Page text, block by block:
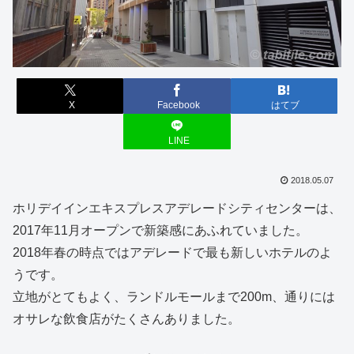
X Facebook はてブ
LINE
2018.05.07
ホリデイインエキスプレスアデレードシティセンターは、
2017年11月オープンで新築感にあふれていました。
2018年春の時点ではアデレードで最も新しいホテルのよ
うです。
立地がとてもよく、ランドルモールまで200m、通りには
オサレな飲食店がたくさんありました。